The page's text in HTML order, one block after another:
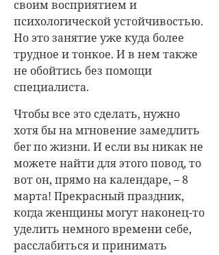
своим восприятием и
психологической устойчивостью.
Но это занятие уже куда более
трудное и тонкое. И в нем также
не обойтись без помощи
специалиста.
Чтобы все это сделать, нужно
хотя бы на мгновение замедлить
бег по жизни. И если вы никак не
можете найти для этого повод, то
вот он, прямо на календаре, – 8
марта! Прекрасный праздник,
когда женщины могут наконец-то
уделить немного времени себе,
расслабиться и принимать